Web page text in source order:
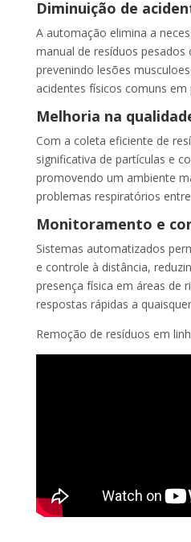
Diminuição de
A automação elimina a
manual de resíduos pesados
prevenindo lesões
acidentes físicos comuns em
Melhoria na
Com a coleta eficiente de
significativa de partículas e
promovendo um ambiente
problemas respiratórios
Monitoramento e
Sistemas automatizados
e controle à distância,
presença física em áreas de
respostas rápidas a
Remoção de resíduos em